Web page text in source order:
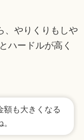
、やりくりもしや
ハードルが高く
額も大きくなる